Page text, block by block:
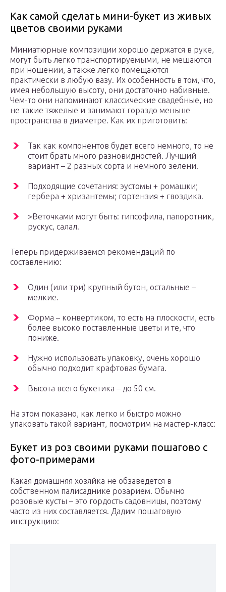
Как самой сделать мини-букет из живых
цветов своими руками
Миниатюрные композиции хорошо держатся в руке,
могут быть легко транспортируемыми, не мешаются
при ношении, а также легко помещаются
практически в любую вазу. Их особенность в том, что,
имея небольшую высоту, они достаточно набивные.
Чем-то они напоминают классические свадебные, но
не такие тяжелые и занимают гораздо меньше
пространства в диаметре. Как их приготовить:
Так как компонентов будет всего немного, то не
стоит брать много разновидностей. Лучший
вариант – 2 разных сорта и немного зелени.
Подходящие сочетания: эустомы + ромашки;
гербера + хризантемы; гортензия + гвоздика.
>Веточками могут быть: гипсофила, папоротник,
рускус, салал.
Теперь придерживаемся рекомендаций по
составлению:
Один (или три) крупный бутон, остальные –
мелкие.
Форма – конвертиком, то есть на плоскости, есть
более высоко поставленные цветы и те, что
пониже.
Нужно использовать упаковку, очень хорошо
обычно подходит крафтовая бумага.
Высота всего букетика – до 50 см.
На этом показано, как легко и быстро можно
упаковать такой вариант, посмотрим на мастер-класс:
Букет из роз своими руками пошагово с
фото-примерами
Какая домашняя хозяйка не обзаведется в
собственном палисаднике розарием. Обычно
розовые кусты – это гордость садовницы, поэтому
часто из них составляется. Дадим пошаговую
инструкцию: